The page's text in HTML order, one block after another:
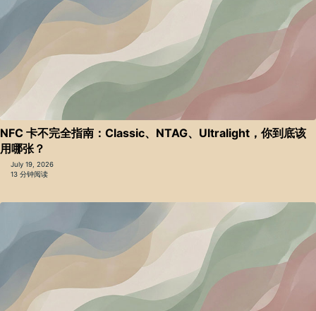
NFC 卡不完全指南：Classic、NTAG、Ultralight，你到底该
用哪张？
July 19, 2026
13 分钟阅读